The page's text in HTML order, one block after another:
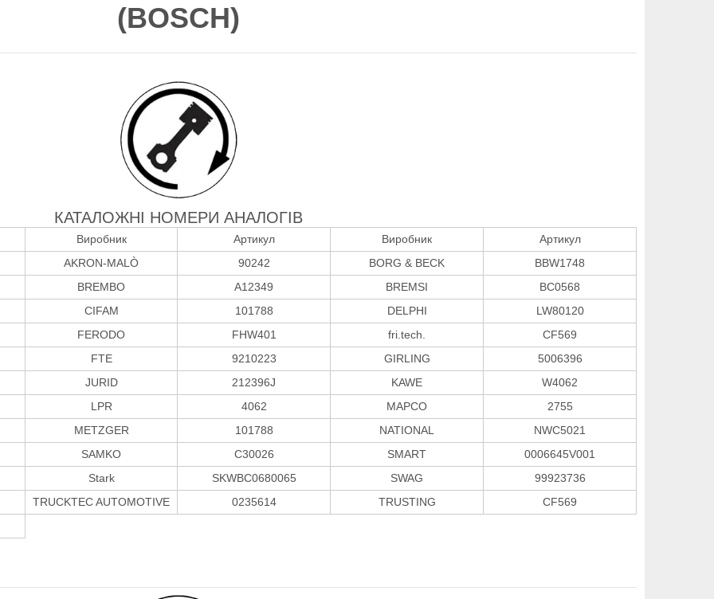
(BOSCH)
КАТАЛОЖНІ НОМЕРИ АНАЛОГІВ
Виробник Артикул Виробник
Артикул
AKRON-MALÒ
90242 BORG & BECK
BBW1748
BREMBO
A12349 BREMSI
BC0568
CIFAM
101788 DELPHI
LW80120
FERODO
FHW401 fri.tech.
CF569
FTE
9210223 GIRLING
5006396
JURID
212396J KAWE
W4062
LPR
4062 MAPCO
2755
METZGER
101788 NATIONAL
NWC5021
SAMKO
C30026 SMART
0006645V001
Stark
SKWBC0680065 SWAG
99923736
TRUCKTEC AUTOMOTIVE
0235614 TRUSTING CF569